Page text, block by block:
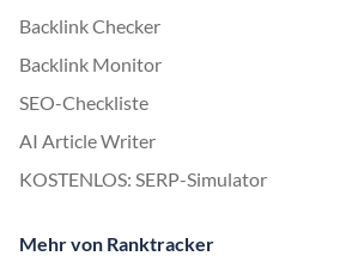
Backlink Checker
Backlink Monitor
SEO-Checkliste
AI Article Writer
KOSTENLOS: SERP-Simulator
Mehr von Ranktracker